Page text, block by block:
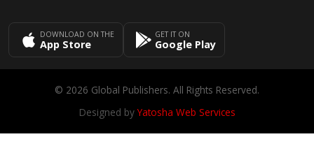
DOWNLOAD ON THE
App Store
GET IT ON
Google Play
© 2026 Global Publishers. All Rights Reserved.
Designed byYatosha Web Services